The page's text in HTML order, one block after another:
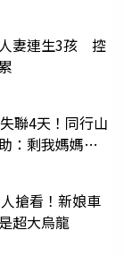
妻連生3孩 控
聯4天！同行山
：剩我媽媽還
搶看！新娘車
超大烏龍